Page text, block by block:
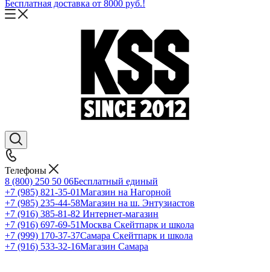
Бесплатная доставка от 8000 руб.!
Телефоны
8 (800) 250 50 06Бесплатный единый
+7 (985) 821-35-01Магазин на Нагорной
+7 (985) 235-44-58Магазин на ш. Энтузиастов
+7 (916) 385-81-82 Интернет-магазин
+7 (916) 697-69-51Москва Скейтпарк и школа
+7 (999) 170-37-37Самара Скейтпарк и школа
+7 (916) 533-32-16Магазин Самара